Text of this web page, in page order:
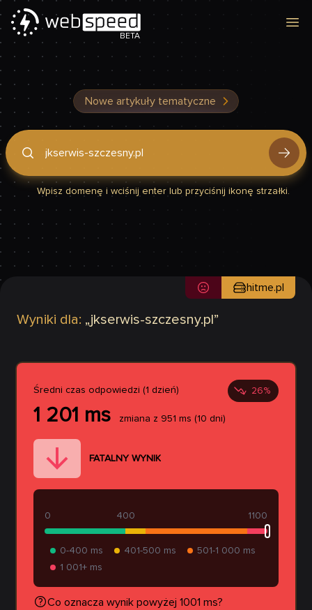
BETA
Nowe artykuły tematyczne
Podaj domenę, by sprawdzić, czy Twoja strona jest szybka
Wpisz domenę i wciśnij enter lub przyciśnij ikonę strzałki.
Wyniki dla: „jkserwis-szczesny.pl ”
hitme.pl
Średni czas odpowiedzi (1 dzień) 26%
1 201 ms zmiana z 951 ms (10 dni)
FATALNY WYNIK
400
0 1100
0-400 ms 401-500 ms
501-1 000 ms
1 001+ ms
Co oznacza wynik powyżej 1001 ms?